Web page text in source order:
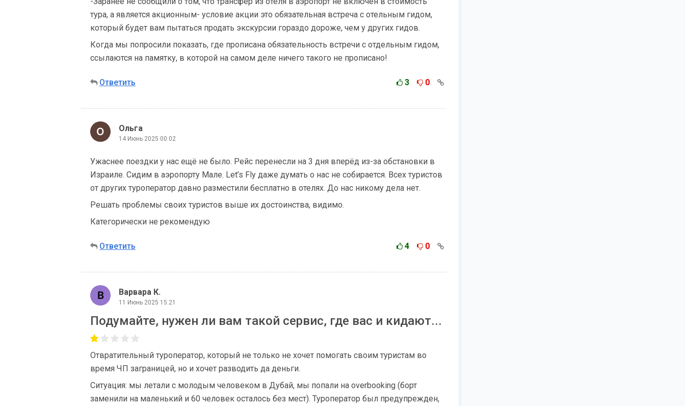
тура, а является акционным- условие акции это обязательная встреча с отельным гидом,
который будет вам пытаться продать экскурсии гораздо дороже, чем у других гидов.
Когда мы попросили показать, где прописана обязательность встречи с отдельным гидом,
ссылаются на памятку, в которой на самом деле ничего такого не прописано!
Ответить 3 0
Ольга
14 Июнь 2025 00:02
Ужаснее поездки у нас ещё не было. Рейс перенесли на 3 дня вперёд из-за обстановки в
Израиле. Сидим в аэропорту Мале. Let’s Fly даже думать о нас не собирается. Всех туристов
от других туроператор давно разместили бесплатно в отелях. До нас никому дела нет.
Решать проблемы своих туристов выше их достоинства, видимо.
Категорически не рекомендую
Ответить 4 0
Варвара К.
11 Июнь 2025 15:21
Подумайте, нужен ли вам такой сервис, где вас и кидают...
Отвратительный туроператор, который не только не хочет помогать своим туристам во
время ЧП заграницей, но и хочет разводить да деньги.
Ситуация: мы летали с молодым человеком в Дубай, мы попали на overbooking (борт
заменили на маленький и 60 человек осталось без мест). Туроператор был предупрежден,